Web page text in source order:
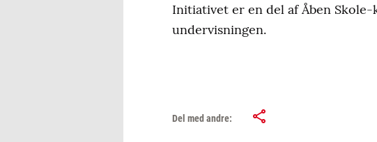
Initiativet er en del af Åben
undervisningen.
Del med andre: